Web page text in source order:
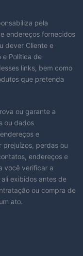
pela
endereços fornecidos
dever Cliente e
e Política de
links, bem como
que pretenda
ou garante a
ou dados
e
prejuízos, perdas ou
endereços e
você verificar a
exibidos antes de
ou compra de
ato.